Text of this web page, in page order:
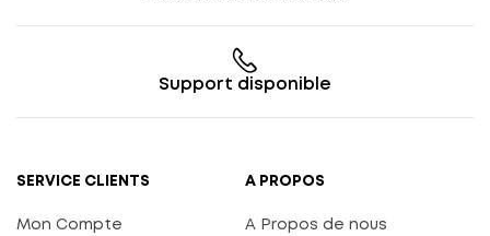
Support disponible
SERVICE CLIENTS
Mon Compte
A PROPOS
A Propos de nous